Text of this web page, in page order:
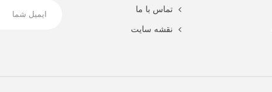
تماس با ما
نقشه سایت